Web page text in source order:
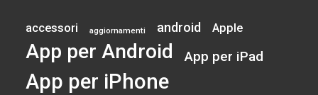
accessori aggiornamenti android Apple
App per Android App per iPad
App per iPhone